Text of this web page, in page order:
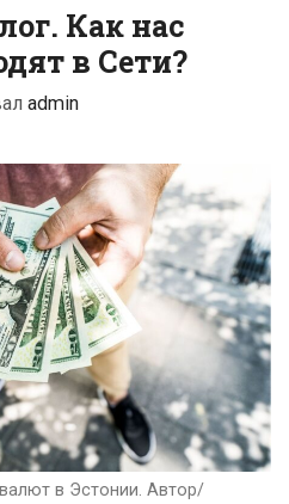
Как нас
в Сети?
admin
в Эстонии. Автор/